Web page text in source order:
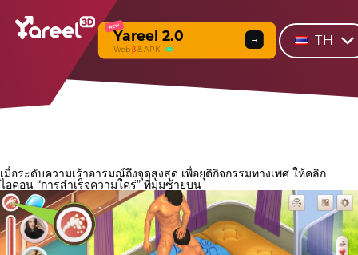
NEW
Yareel 2.0
Webβ & APK
→ TH
เมื่อระดับความเร้าอารมณ์ถึงจุดสูงสุด เพื่อยุติกิจกรรมทางเพศ ให้คลิก
ไอคอน “การสำเร็จความใคร่” ที่มุมซ้ายบน